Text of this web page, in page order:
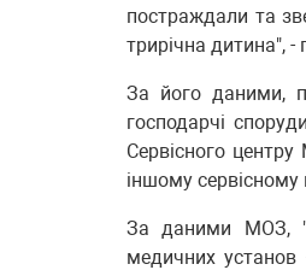
постраждали та
трирічна дитина",
За його даними,
господарчі
Сервісного
іншому сервісному
За даними МОЗ, "у
медичних установ